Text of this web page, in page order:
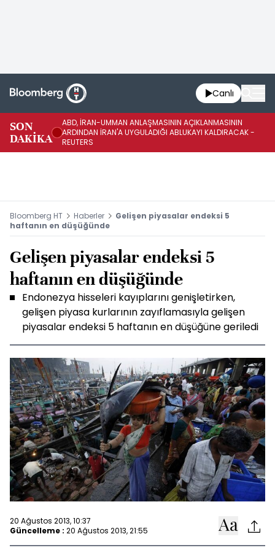
Canlı
SON
DAKİKA
ABD, İRAN-UMMAN ANLAŞMASININ AÇIKLANMASININ
ARDINDAN İRAN'A UYGULADIĞI ABLUKAYI KALDIRACAK -
REUTERS
Bloomberg HT Haberler
Gelişen piyasalar endeksi 5
haftanın en düşüğünde
Gelişen piyasalar endeksi 5
haftanın en düşüğünde
Endonezya hisseleri kayıplarını genişletirken,
gelişen piyasa kurlarının zayıflamasıyla gelişen
piyasalar endeksi 5 haftanın en düşüğüne geriledi
20 Ağustos 2013, 10:37
Güncelleme : 20 Ağustos 2013, 21:55